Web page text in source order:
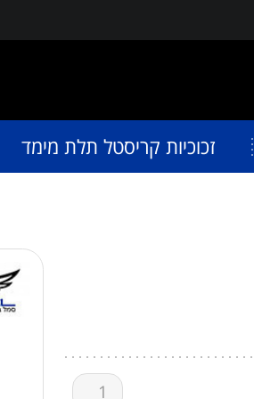
זכוכיות קריסטל תלת מימד
כמות